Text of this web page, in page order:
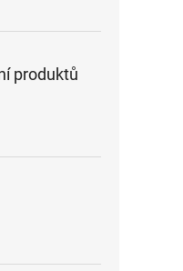
produktů
z 5 hvězdiček.